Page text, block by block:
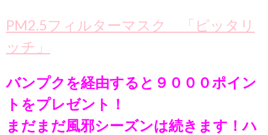
PM2.5フィルターマスク 「ピッタリ
ッチ」
バンプクを経由すると９０００ポイン
トをプレゼント！
まだまだ風邪シーズンは続きます！ハ